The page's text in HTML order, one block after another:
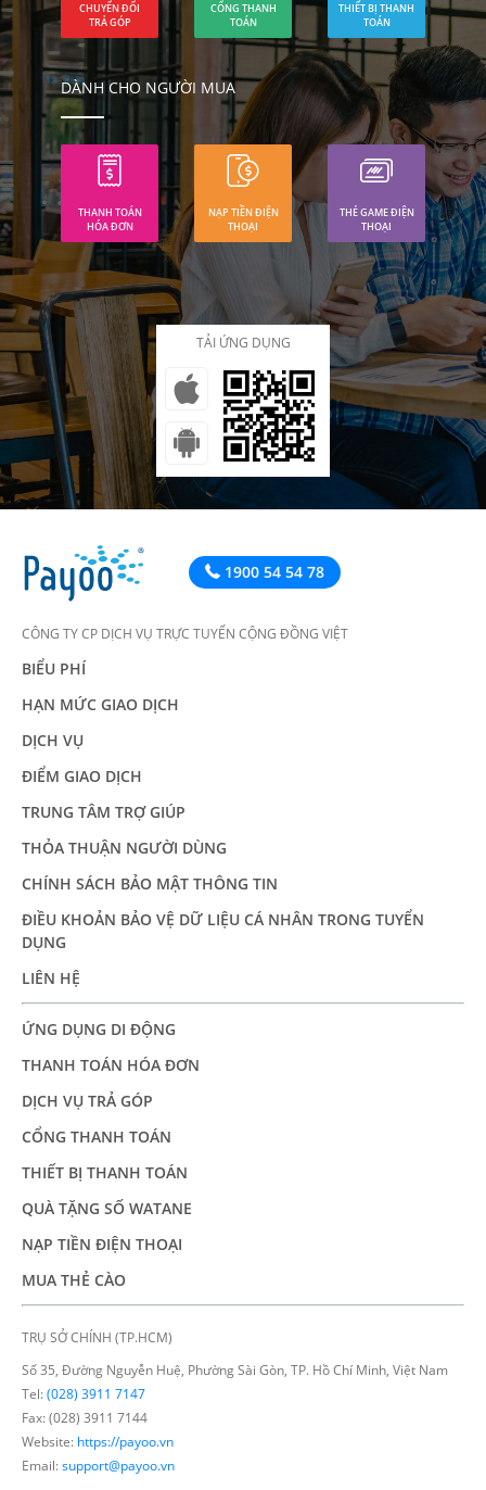
CHUYỂN ĐỔI
TRẢ GÓP
CỔNG THANH
TOÁN
THIẾT BỊ THANH
TOÁN
DÀNH CHO NGƯỜI MUA
THANH TOÁN
HÓA ĐƠN
NẠP TIỀN ĐIỆN
THOẠI
THẺ GAME ĐIỆN
THOẠI
TẢI ỨNG DỤNG
1900 54 54 78
CÔNG TY CP DỊCH VỤ TRỰC TUYẾN CỘNG ĐỒNG VIỆT
BIỂU PHÍ
HẠN MỨC GIAO DỊCH
DỊCH VỤ
ĐIỂM GIAO DỊCH
TRUNG TÂM TRỢ GIÚP
THỎA THUẬN NGƯỜI DÙNG
CHÍNH SÁCH BẢO MẬT THÔNG TIN
ĐIỀU KHOẢN BẢO VỆ DỮ LIỆU CÁ NHÂN TRONG TUYỂN
DỤNG
LIÊN HỆ
ỨNG DỤNG DI ĐỘNG
THANH TOÁN HÓA ĐƠN
DỊCH VỤ TRẢ GÓP
CỔNG THANH TOÁN
THIẾT BỊ THANH TOÁN
QUÀ TẶNG SỐ WATANE
NẠP TIỀN ĐIỆN THOẠI
MUA THẺ CÀO
TRỤ SỞ CHÍNH (TP.HCM)
Số 35, Đường Nguyễn Huệ, Phường Sài Gòn, TP. Hồ Chí Minh, Việt Nam
Tel:(028) 3911 7147
Fax: (028) 3911 7144
Website: https://payoo.vn
Email:support@payoo.vn